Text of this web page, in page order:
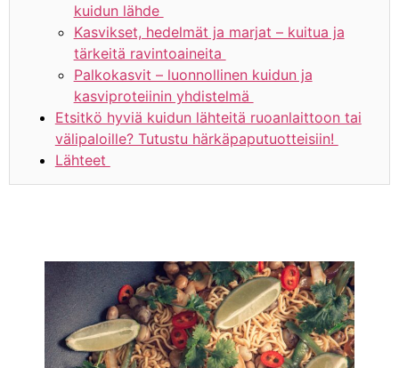
kuidun lähde
Kasvikset, hedelmät ja marjat – kuitua ja
tärkeitä ravintoaineita
Palkokasvit – luonnollinen kuidun ja
kasviproteiinin yhdistelmä
Etsitkö hyviä kuidun lähteitä ruoanlaittoon tai
välipaloille? Tutustu härkäpaputuotteisiin!
Lähteet